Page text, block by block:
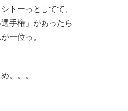
トーっとしてて、
手権」があったら
一位っ。
。。。